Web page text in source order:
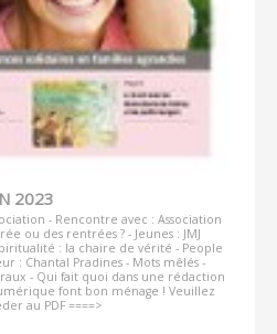
2023
- Rencontre avec : Association
ou des rentrées ? - Jeunes : JMJ
: la chaire de vérité - People
: Chantal Pradines - Mots mêlés -
- Qui fait quoi dans une rédaction
font bon ménage ! Veuillez
au PDF ====>